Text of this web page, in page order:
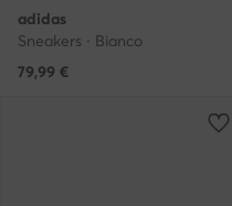
adidas
Sneakers · Bianco
79,99 €